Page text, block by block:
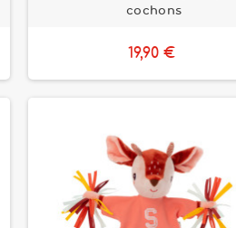
cochons
19,90 €